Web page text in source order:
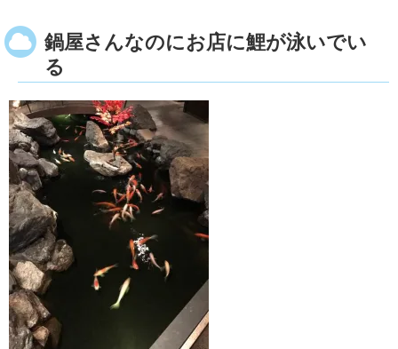
鍋屋さんなのにお店に鯉が泳いでい
る